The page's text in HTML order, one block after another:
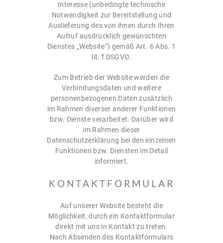
Interesse (unbedingte technische
Notwendigkeit zur Bereitstellung und
Auslieferung des von ihnen durch Ihren
Aufruf ausdrücklich gewünschten
Dienstes „Website“) gemäß Art. 6 Abs. 1
lit. f DSGVO.
Zum Betrieb der Website werden die
Verbindungsdaten und weitere
personenbezogenen Daten zusätzlich
im Rahmen diverser anderer Funktionen
bzw. Dienste verarbeitet. Darüber wird
im Rahmen dieser
Datenschutzerklärung bei den einzelnen
Funktionen bzw. Diensten im Detail
informiert.
KONTAKTFORMULAR
Auf unserer Website besteht die
Möglichkeit, durch ein Kontaktformular
direkt mit uns in Kontakt zu treten.
Nach Absenden des Kontaktformulars